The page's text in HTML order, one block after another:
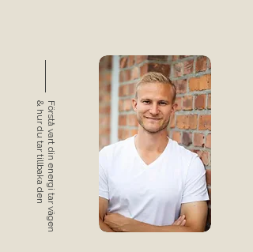
F
ö
r
s
t
å
v
a
r
t
d
i
n
e
n
e
r
g
i
t
a
r
v
ä
g
e
n
&
h
u
r
d
u
t
a
r
t
i
l
l
b
a
k
a
d
e
n